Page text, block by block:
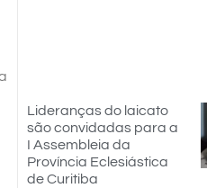
Lideranças do laicato
são convidadas para a
I Assembleia da
Província Eclesiástica
de Curitiba